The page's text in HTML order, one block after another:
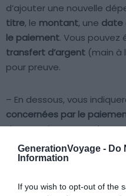
GenerationVoyage - Do
Information
If you wish to opt-out of the
d’ajouter une nouvelle
titre, le montant, une date
le paiement. Vous pouvez
transfert d’argent (main à
pour preuve.
– En dessous, vous
concernées par le
d’un musée pour
que ces trois amis. Si vous
du groupe, vous pouvez